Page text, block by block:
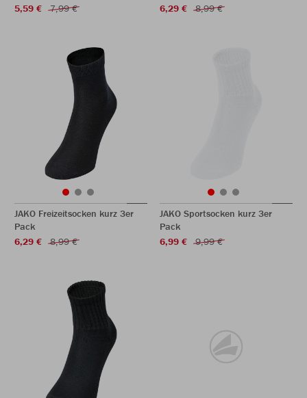
5,59 €
7,99 €
6,29 €
8,99 €
JAKO Freizeitsocken kurz 3er
Pack
6,29 €
8,99 €
JAKO Sportsocken kurz 3er
Pack
6,99 €
9,99 €